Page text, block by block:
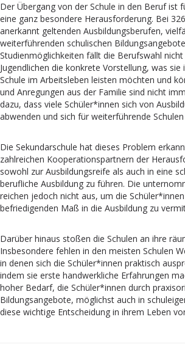
Der Übergang von der Schule in den Beruf ist
eine ganz besondere Herausforderung. Bei
anerkannt geltenden Ausbildungsberufen,
weiterführenden schulischen
Studienmöglichkeiten fällt die Berufswahl
Jugendlichen die konkrete Vorstellung, was sie
Schule im Arbeitsleben leisten möchten und
und Anregungen aus der Familie sind nicht
dazu, dass viele Schüler*innen sich von
abwenden und sich für weiterführende
Die Sekundarschule hat dieses Problem
zahlreichen Kooperationspartnern der
sowohl zur Ausbildungsreife als auch in eine
berufliche Ausbildung zu führen. Die
reichen jedoch nicht aus, um die
befriedigenden Maß in die Ausbildung zu
Darüber hinaus stoßen die Schulen an ihre
Insbesondere fehlen in den meisten Schulen
in denen sich die Schüler*innen praktisch
indem sie erste handwerkliche Erfahrungen
hoher Bedarf, die Schüler*innen durch
Bildungsangebote, möglichst auch in
diese wichtige Entscheidung in ihrem Leben